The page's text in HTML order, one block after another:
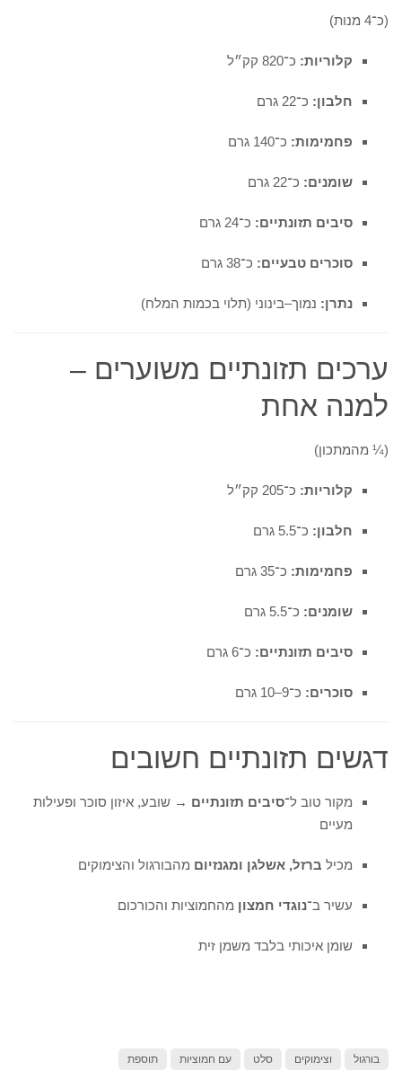
(כ־4 מנות)
קלוריות: כ־820 קק״ל
חלבון: כ־22 גרם
פחמימות: כ־140 גרם
שומנים: כ־22 גרם
סיבים תזונתיים: כ־24 גרם
סוכרים טבעיים: כ־38 גרם
נתרן: נמוך–בינוני (תלוי בכמות המלח)
ערכים תזונתיים משוערים –
למנה אחת
(¼ מהמתכון)
קלוריות: כ־205 קק״ל
חלבון: כ־5.5 גרם
פחמימות: כ־35 גרם
שומנים: כ־5.5 גרם
סיבים תזונתיים: כ־6 גרם
סוכרים: כ־9–10 גרם
דגשים תזונתיים חשובים
מקור טוב ל־סיבים תזונתיים → שובע, איזון סוכר ופעילות
מעיים
מכיל ברזל, אשלגן ומגנזיום מהבורגול והצימוקים
עשיר ב־נוגדי חמצון מהחמוציות והכורכום
שומן איכותי בלבד משמן זית
בורגול וצימוקים סלט עם חמוציות תוספת